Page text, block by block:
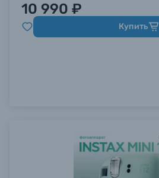
10 990 ₽
Купить